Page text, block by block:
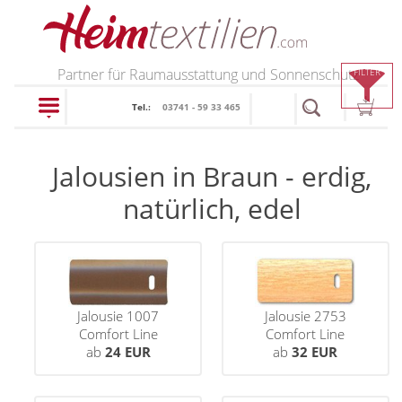
PRODUKTE
Plissee
Faltstores in
Standardgrößen
Wabenplissee
Verdunklungsplissee
Rollos nach Maß
Rollos in Standardgrößen
Thermo Rollo
Dachfenster Rollo
Raffrollo
Raffrollos nach Maß
Flächenvorhang
Partner für Raumausstattung und Sonnenschutz
Tel.: 03741 - 59 33 465
FILTER
Jalousien in Braun - erdig,
natürlich, edel
Jalousie 1007
Comfort Line
ab 24 EUR
Jalousie 2753
Comfort Line
ab32 EUR